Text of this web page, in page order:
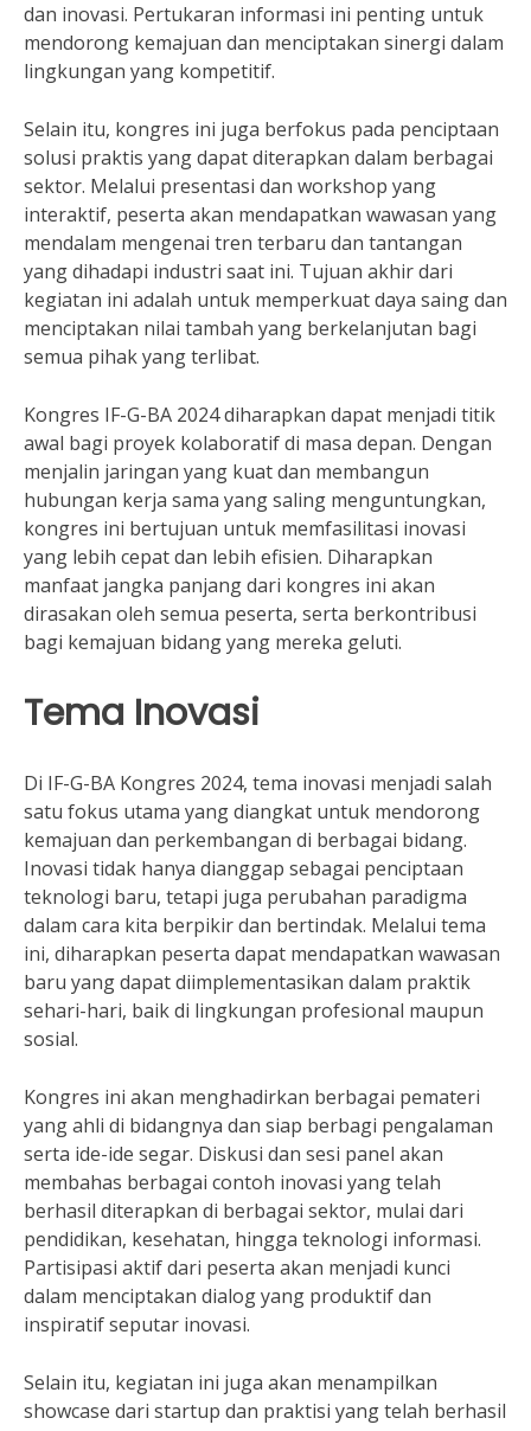
dan inovasi. Pertukaran informasi ini penting untuk
mendorong kemajuan dan menciptakan sinergi dalam
lingkungan yang kompetitif.
Selain itu, kongres ini juga berfokus pada penciptaan
solusi praktis yang dapat diterapkan dalam berbagai
sektor. Melalui presentasi dan workshop yang
interaktif, peserta akan mendapatkan wawasan yang
mendalam mengenai tren terbaru dan tantangan
yang dihadapi industri saat ini. Tujuan akhir dari
kegiatan ini adalah untuk memperkuat daya saing dan
menciptakan nilai tambah yang berkelanjutan bagi
semua pihak yang terlibat.
Kongres IF-G-BA 2024 diharapkan dapat menjadi titik
awal bagi proyek kolaboratif di masa depan. Dengan
menjalin jaringan yang kuat dan membangun
hubungan kerja sama yang saling menguntungkan,
kongres ini bertujuan untuk memfasilitasi inovasi
yang lebih cepat dan lebih efisien. Diharapkan
manfaat jangka panjang dari kongres ini akan
dirasakan oleh semua peserta, serta berkontribusi
bagi kemajuan bidang yang mereka geluti.
Tema Inovasi
Di IF-G-BA Kongres 2024, tema inovasi menjadi salah
satu fokus utama yang diangkat untuk mendorong
kemajuan dan perkembangan di berbagai bidang.
Inovasi tidak hanya dianggap sebagai penciptaan
teknologi baru, tetapi juga perubahan paradigma
dalam cara kita berpikir dan bertindak. Melalui tema
ini, diharapkan peserta dapat mendapatkan wawasan
baru yang dapat diimplementasikan dalam praktik
sehari-hari, baik di lingkungan profesional maupun
sosial.
Kongres ini akan menghadirkan berbagai pemateri
yang ahli di bidangnya dan siap berbagi pengalaman
serta ide-ide segar. Diskusi dan sesi panel akan
membahas berbagai contoh inovasi yang telah
berhasil diterapkan di berbagai sektor, mulai dari
pendidikan, kesehatan, hingga teknologi informasi.
Partisipasi aktif dari peserta akan menjadi kunci
dalam menciptakan dialog yang produktif dan
inspiratif seputar inovasi.
Selain itu, kegiatan ini juga akan menampilkan
showcase dari startup dan praktisi yang telah berhasil